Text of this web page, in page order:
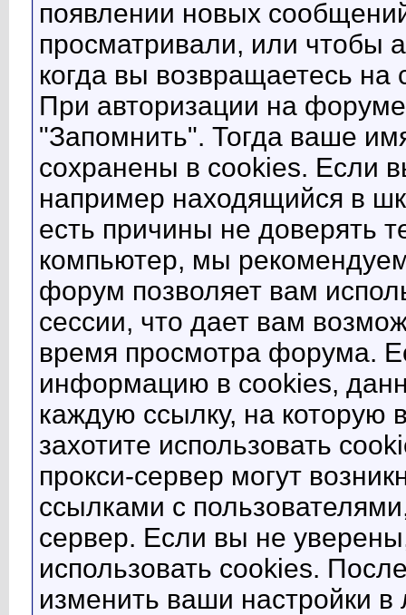
появлении новых
просматривали, или чтобы
когда вы возвращаетесь на
При авторизации на
"Запомнить". Тогда ваше
сохранены в cookies. Если
например находящийся в
есть причины не доверять
компьютер, мы
форум позволяет вам
сессии, что дает вам
время просмотра форума.
информацию в cookies,
каждую ссылку, на
захотите использовать
прокси-сервер могут
ссылками с
сервер. Если вы не
использовать cookies.
изменить ваши настройки